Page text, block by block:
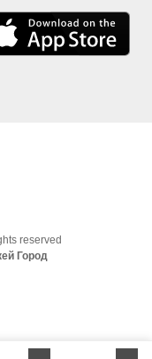
reserved
Город